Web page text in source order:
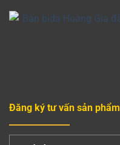
Đăng ký tư vấn sản phẩm